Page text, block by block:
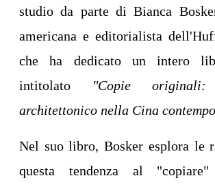
studio da parte di Bianca
americana e editorialista
che ha dedicato un intero
intitolato
"Copie originali:
architettonico nella Cina
Nel suo libro, Bosker esplora le
questa tendenza al "copiare"